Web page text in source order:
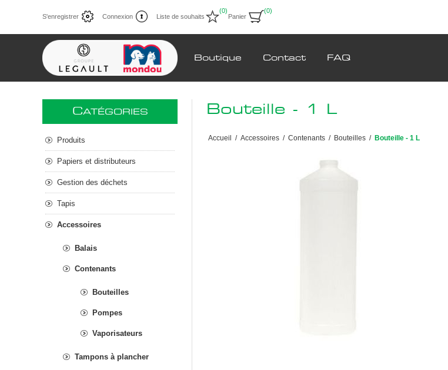
S'enregistrer Connexion Liste de souhaits
(0)
Panier
(0)
Boutique Contact FAQ
Bouteille - 1 L
Accueil / Accessoires / Contenants / Bouteilles / Bouteille - 1 L
CATÉGORIES
Produits
Papiers et distributeurs
Gestion des déchets
Tapis
Accessoires
Balais
Contenants
Bouteilles
Pompes
Vaporisateurs
Tampons à plancher